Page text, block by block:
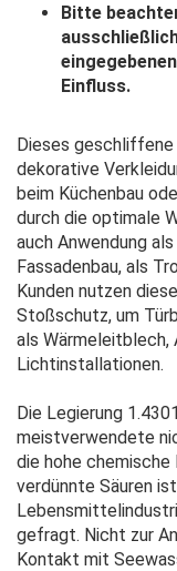
Bitte
Einfluss.
Dieses
dekorative
beim Küchenbau
durch die optimale
auch Anwendung
Fassadenbau, als
Kunden nutzen
Stoßschutz, um
als
Lichtinstallationen.
Die Legierung
meistverwendete
die hohe
verdünnte Säuren
gefragt. Nicht zur
Kontakt mit